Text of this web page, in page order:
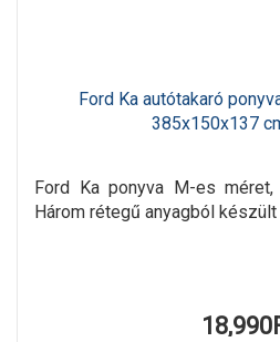
Ford Ka autótakaró
385x150x137
Ford Ka ponyva M-es
Három rétegű anyagból